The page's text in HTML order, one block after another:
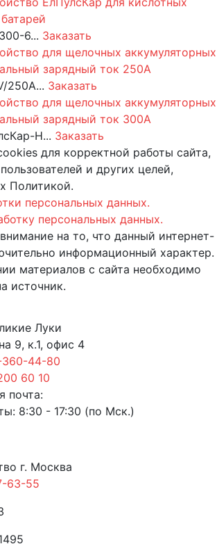
6... Заказать
250A... Заказать
Н... Заказать
для корректной работы сайта,
и других целей,
Политикой.
персональных данных.
персональных данных.
на то, что данный интернет-
информационный характер.
материалов c сайта необходимо
источник.
Луки
9, к.1, офис 4
360-44-80
60 10
почта:
8:30 - 17:30 (по Мск.)
г. Москва
63-55